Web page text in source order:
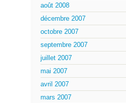
août 2008
décembre 2007
octobre 2007
septembre 2007
juillet 2007
mai 2007
avril 2007
mars 2007